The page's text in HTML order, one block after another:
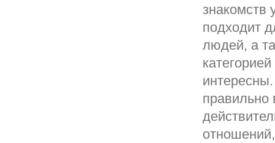
знакомств
подходит
людей, а
правильно